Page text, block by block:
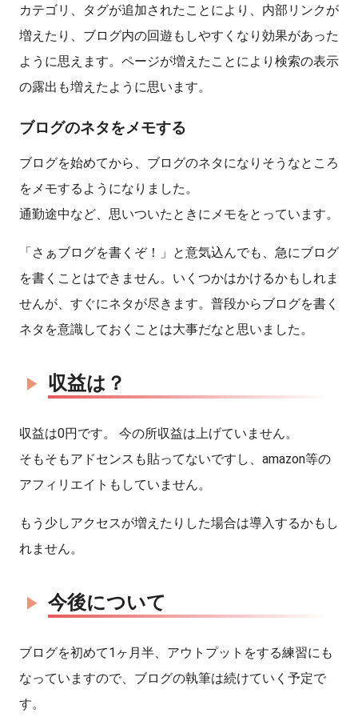
カテゴリ、タグが追加されたことにより、内部リンクが
増えたり、ブログ内の回遊もしやすくなり効果があった
ように思えます。ページが増えたことにより検索の表示
の露出も増えたように思います。
ブログのネタをメモする
ブログを始めてから、ブログのネタになりそうなところ
をメモするようになりました。
通勤途中など、思いついたときにメモをとっています。
「さぁブログを書くぞ！」と意気込んでも、急にブログ
を書くことはできません。いくつかはかけるかもしれま
せんが、すぐにネタが尽きます。普段からブログを書く
ネタを意識しておくことは大事だなと思いました。
収益は？
収益は0円です。 今の所収益は上げていません。
そもそもアドセンスも貼ってないですし、amazon等の
アフィリエイトもしていません。
もう少しアクセスが増えたりした場合は導入するかもし
れません。
今後について
ブログを初めて1ヶ月半、アウトプットをする練習にも
なっていますので、ブログの執筆は続けていく予定で
す。